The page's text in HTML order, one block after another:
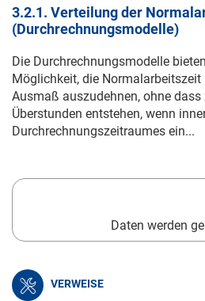
3.2.1. Verteilung der
(Durchrechnungsmodelle)
Die Durchrechnungsmodelle
Möglichkeit, die
Ausmaß auszudehnen, ohne
Überstunden entstehen, wenn
Durchrechnungszeitraumes ein...
Daten werden
VERWEISE